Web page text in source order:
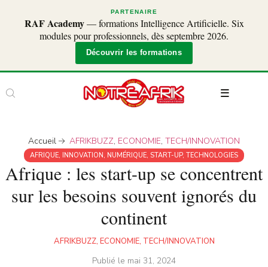
PARTENAIRE
RAF Academy— formations Intelligence Artificielle. Six
modules pour professionnels, dès septembre 2026.
Découvrir les formations
Accueil AFRIKBUZZ, ECONOMIE,TECH/INNOVATION
AFRIQUE, INNOVATION, NUMÉRIQUE, START-UP, TECHNOLOGIES
Afrique : les start-up se concentrent
sur les besoins souvent ignorés du
continent
AFRIKBUZZ, ECONOMIE, TECH/INNOVATION
Publié le mai 31, 2024